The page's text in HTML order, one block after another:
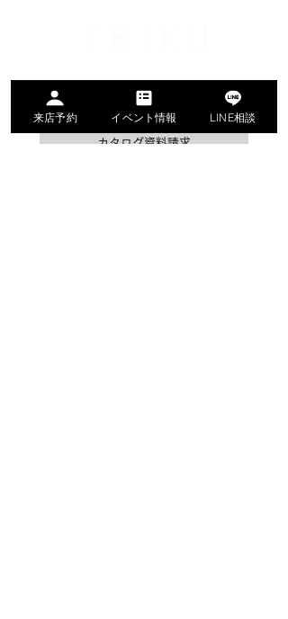
無料相談・来店予約
カタログ資料請求
来店予約 イベント情報 LINE相談